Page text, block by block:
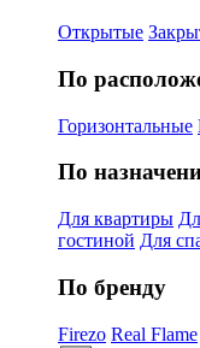
Открытые
По
Горизонтальные
По
Для квартиры
гостиной Для
По бренду
Firezo Real Flame